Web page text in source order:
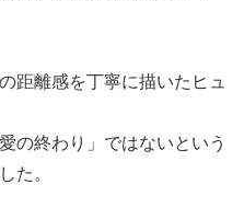
距離感を丁寧に描いたヒュ
の終わり」ではないという
た。